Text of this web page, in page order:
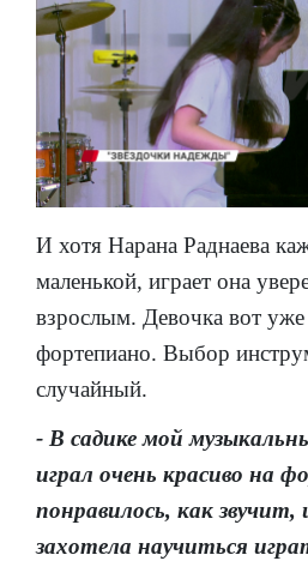
И хотя Нарана Раднаева
маленькой, играет она
взрослым. Девочка вот уже
фортепиано. Выбор
случайный.
- В садике мой
играл очень красиво на
понравилось, как
захотела научиться